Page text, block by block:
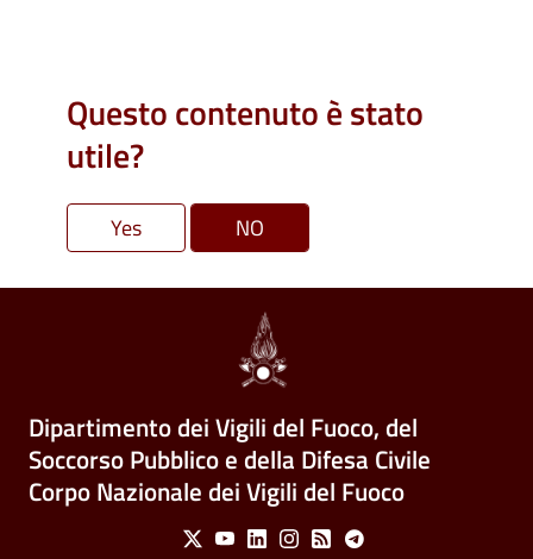
Questo contenuto è stato
utile?
Dipartimento dei Vigili del Fuoco, del
Soccorso Pubblico e della Difesa Civile
Corpo Nazionale dei Vigili del Fuoco
Social Menu
X YoutubeLinkedinInstagram
Feed Telegram